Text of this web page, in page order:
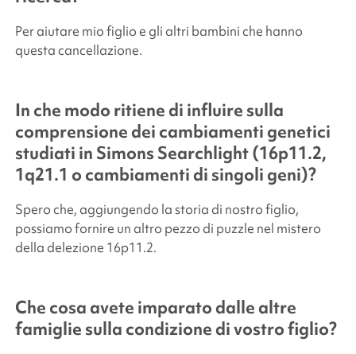
Per aiutare mio figlio e gli altri bambini che hanno
questa cancellazione.
In che modo ritiene di influire sulla
comprensione dei cambiamenti genetici
studiati in Simons Searchlight(16p11.2,
1q21.1 o cambiamenti di singoli geni)?
Spero che, aggiungendo la storia di nostro figlio,
possiamo fornire un altro pezzo di puzzle nel mistero
della delezione 16p11.2.
Che cosa avete imparato dalle altre
famiglie sulla condizione di vostro figlio?